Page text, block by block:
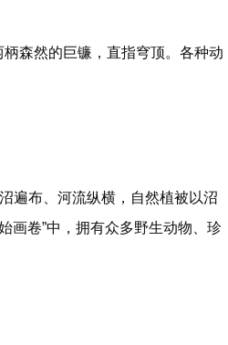
森然的巨镰，直指穹顶。各种动
遍布、河流纵横，自然植被以沼
画卷”中，拥有众多野生动物、珍